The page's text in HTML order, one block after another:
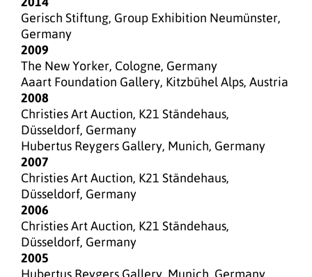
Gerisch Stiftung, Group Exhibition Neumünster,
Germany
2009
The New Yorker, Cologne, Germany
Aaart Foundation Gallery, Kitzbühel Alps, Austria
2008
Christies Art Auction, K21 Ständehaus,
Düsseldorf, Germany
Hubertus Reygers Gallery, Munich, Germany
2007
Christies Art Auction, K21 Ständehaus,
Düsseldorf, Germany
2006
Christies Art Auction, K21 Ständehaus,
Düsseldorf, Germany
2005
Hubertus Reygers Gallery, Munich, Germany